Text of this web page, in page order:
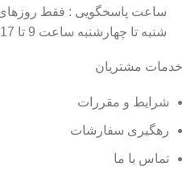
ساعت پاسخگویی : فقط
شنبه تا چهارشنبه ساعت 9 تا 17 و پنجشنبه ها 9 تا 17
خدمات مشتریان
شرایط و مقررات
رهگیری سفارشات
تماس با ما